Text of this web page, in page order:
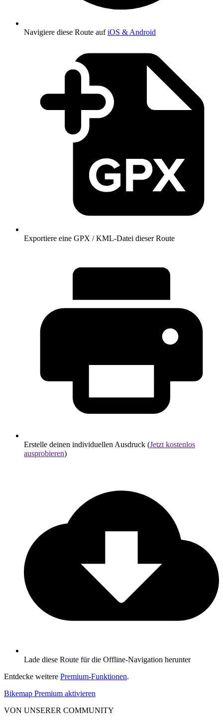
Navigiere diese Route aufiOS & Android
Exportiere eine GPX / KML-Datei dieser Route
Erstelle deinen individuellen Ausdruck (Jetzt kostenlos
ausprobieren)
Lade diese Route für die Offline-Navigation herunter
Entdecke weitere Premium-Funktionen.
Bikemap Premium aktivieren
VON UNSERER COMMUNITY